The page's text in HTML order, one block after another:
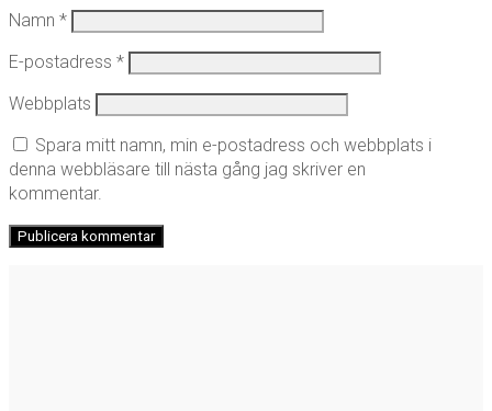
Namn *
E-postadress *
Webbplats
Spara mitt namn, min e-postadress och webbplats i
denna webbläsare till nästa gång jag skriver en
kommentar.